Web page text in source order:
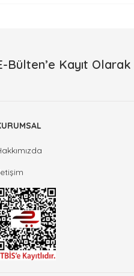
Bülten’e Kayıt